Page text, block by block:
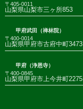
〒405-0011
山梨県山梨市三ヶ所853
甲府武田（禅林院）
〒400-0014
山梨県甲府市古府中町3473
甲府（浄恩寺）
〒400-0845
山梨県甲府市上今井町2275